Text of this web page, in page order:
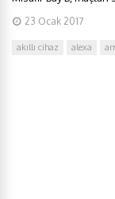
23 Ocak 2017
akıllı cihaz alexa